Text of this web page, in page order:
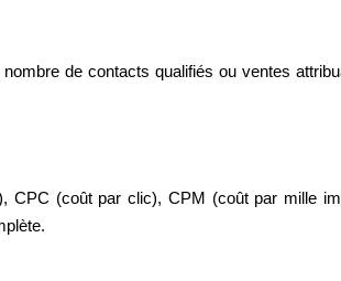
de contacts qualifiés ou ventes
(coût par clic), CPM (coût par mille